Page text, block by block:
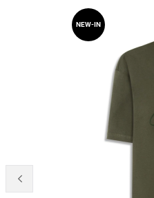
NEW-IN